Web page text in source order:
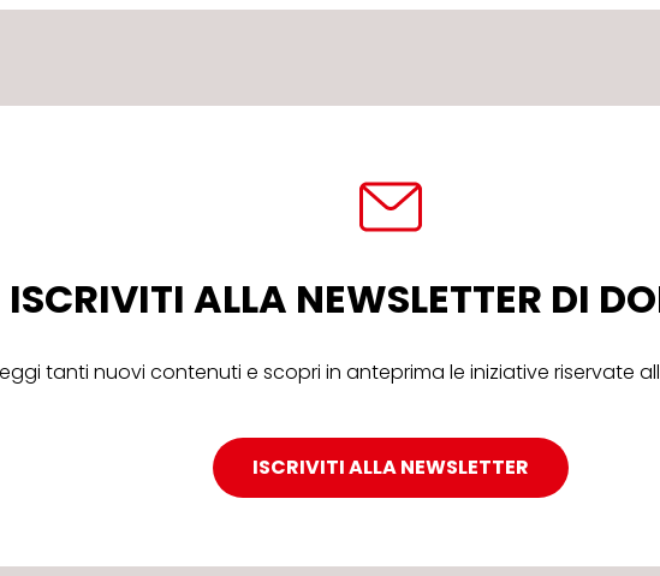
ISCRIVITI ALLA NEWSLETTER DI
tanti nuovi contenuti e scopri in anteprima le iniziative riservate
ISCRIVITI ALLA NEWSLETTER